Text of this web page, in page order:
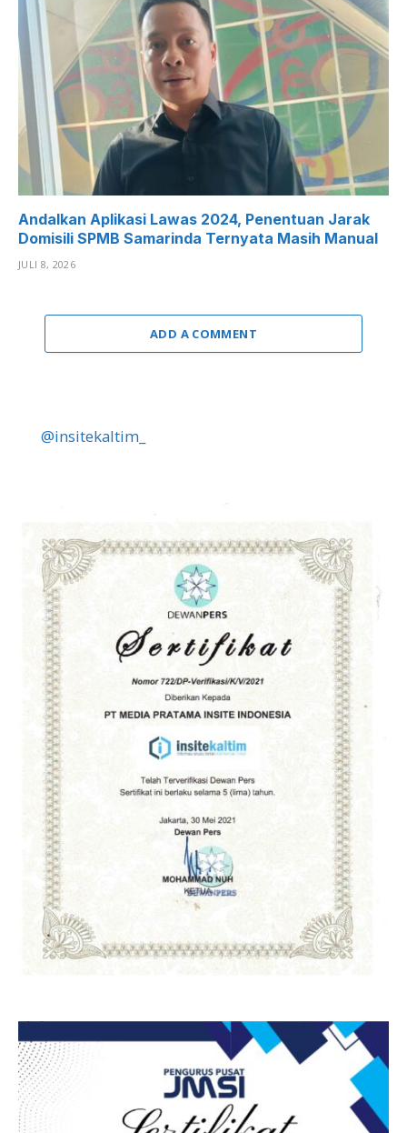
Andalkan Aplikasi Lawas 2024, Penentuan Jarak
Domisili SPMB Samarinda Ternyata Masih Manual
JULI 8, 2026
ADD A COMMENT
@insitekaltim_